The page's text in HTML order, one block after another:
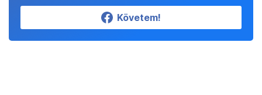
Követem!